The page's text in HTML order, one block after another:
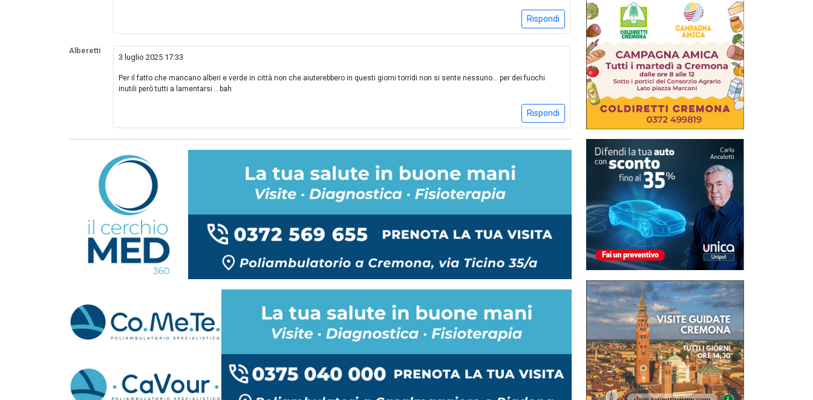
Rispondi
Alberetti
3 luglio 2025 17:33
Per il fatto che mancano alberi e verde in città non che aiuterebbero in questi giorni torridi non si sente nessuno... per dei fuochi
inutili però tutti a lamentarsi... bah
Rispondi